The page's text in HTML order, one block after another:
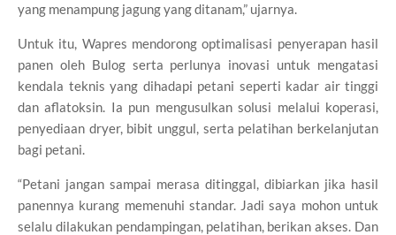
yang menampung jagung yang ditanam,” ujarnya.
Untuk itu, Wapres mendorong optimalisasi penyerapan hasil
panen oleh Bulog serta perlunya inovasi untuk mengatasi
kendala teknis yang dihadapi petani seperti kadar air tinggi
dan aflatoksin. Ia pun mengusulkan solusi melalui koperasi,
penyediaan dryer, bibit unggul, serta pelatihan berkelanjutan
bagi petani.
“Petani jangan sampai merasa ditinggal, dibiarkan jika hasil
panennya kurang memenuhi standar. Jadi saya mohon untuk
selalu dilakukan pendampingan, pelatihan, berikan akses. Dan